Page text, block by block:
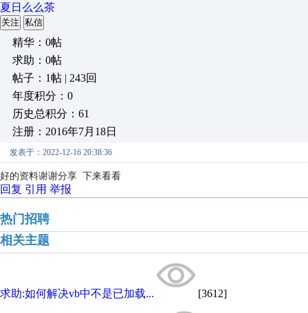
夏日么么茶
关注 私信
精华：0帖
求助：0帖
帖子：1帖 | 243回
年度积分：0
历史总积分：61
注册：2016年7月18日
发表于：2022-12-16 20:38:36
好的资料谢谢分享 下来看看
回复 引用 举报
热门招聘
相关主题
求助:如何解决vb中不是已加载... [3612]